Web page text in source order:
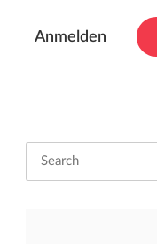
Anmelden